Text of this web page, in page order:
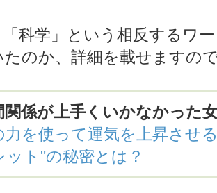
「科学」という相反するワ
たのか、詳細を載せますの
係が上手くいかなかった
力を使って運気を上昇させ
ット"の秘密とは？